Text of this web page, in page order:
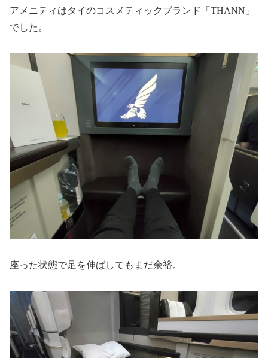
アメニティはタイのコスメティックブランド「THANN」
でした。
座った状態で足を伸ばしてもまだ余裕。